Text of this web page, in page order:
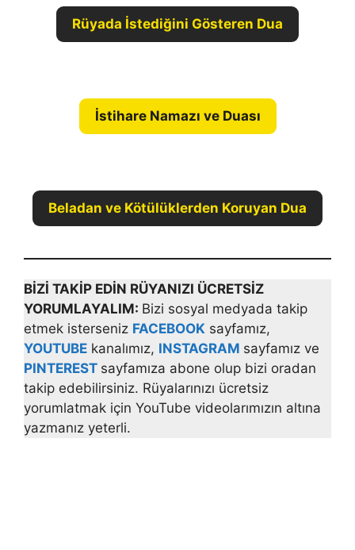
Rüyada İstediğini Gösteren Dua
İstihare Namazı ve Duası
Beladan ve Kötülüklerden Koruyan Dua
BİZİ TAKİP EDİN RÜYANIZI ÜCRETSİZ
YORUMLAYALIM: Bizi sosyal medyada takip
etmek isterseniz FACEBOOK sayfamız,
YOUTUBE kanalımız, INSTAGRAM sayfamız ve
PINTEREST sayfamıza abone olup bizi oradan
takip edebilirsiniz. Rüyalarınızı ücretsiz
yorumlatmak için YouTube videolarımızın altına
yazmanız yeterli.